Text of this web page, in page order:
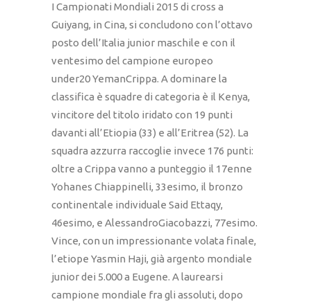
I Campionati Mondiali 2015 di cross a
Guiyang, in Cina, si concludono con l’ottavo
posto dell’Italia junior maschile e con il
ventesimo del campione europeo
under20 YemanCrippa. A dominare la
classifica è squadre di categoria è il Kenya,
vincitore del titolo iridato con 19 punti
davanti all’Etiopia (33) e all’Eritrea (52). La
squadra azzurra raccoglie invece 176 punti:
oltre a Crippa vanno a punteggio il 17enne
Yohanes Chiappinelli, 33esimo, il bronzo
continentale individuale Said Ettaqy,
46esimo, e AlessandroGiacobazzi, 77esimo.
Vince, con un impressionante volata finale,
l’etiope Yasmin Haji, già argento mondiale
junior dei 5.000 a Eugene. A laurearsi
campione mondiale fra gli assoluti, dopo